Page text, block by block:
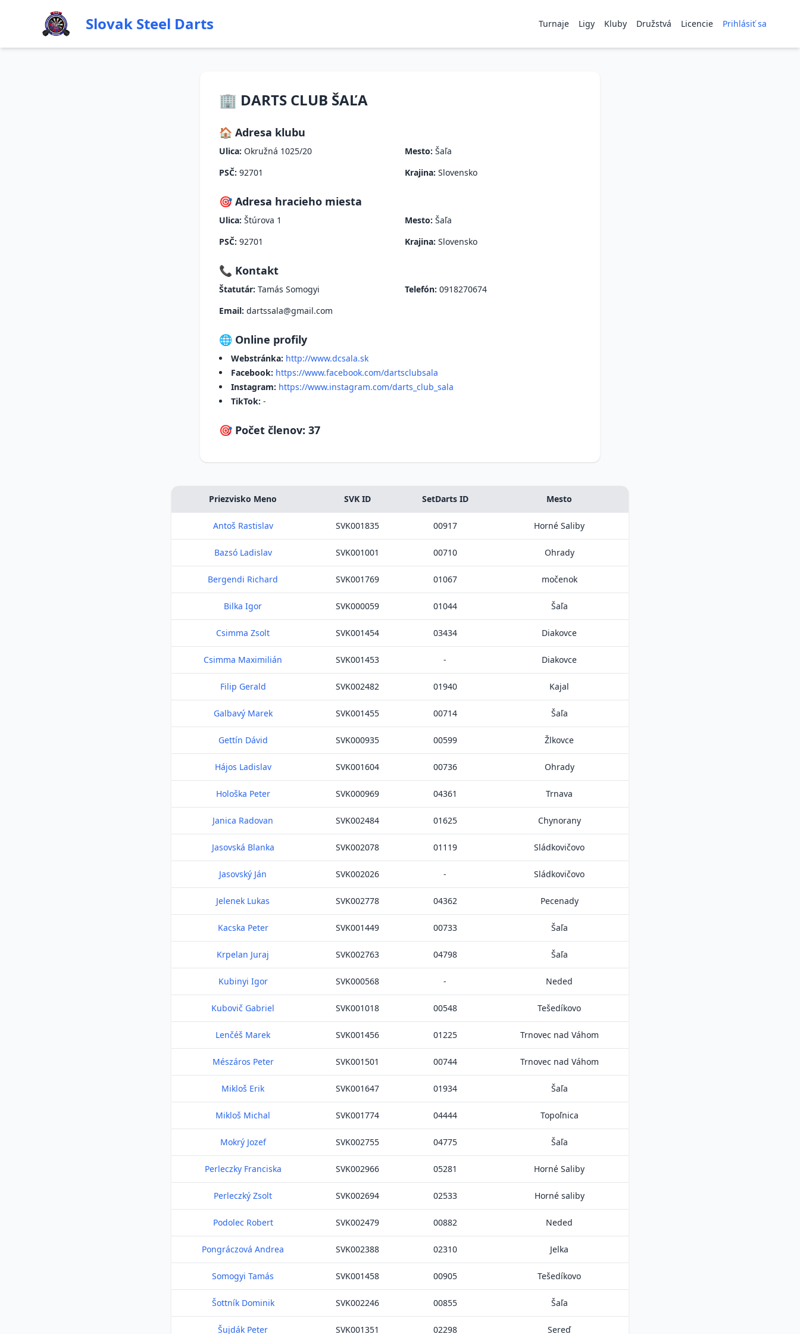
Slovak Steel Darts Turnaje Ligy Kluby Družstvá Licencie Prihlásiť sa
🏢 DARTS CLUB ŠAĽA
🏠 Adresa klubu
Ulica: Okružná 1025/20 Mesto: Šaľa
PSČ: 92701 Krajina: Slovensko
🎯 Adresa hracieho miesta
Ulica: Štúrova 1 Mesto: Šaľa
PSČ: 92701 Krajina: Slovensko
📞 Kontakt
Štatutár: Tamás Somogyi Telefón: 0918270674
Email: dartssala@gmail.com
🌐 Online profily
Webstránka: http://www.dcsala.sk
Facebook: https://www.facebook.com/dartsclubsala
Instagram: https://www.instagram.com/darts_club_sala
TikTok: -
🎯 Počet členov: 37
Priezvisko Meno SVK ID SetDarts ID Mesto
Antoš Rastislav SVK001835 00917 Horné Saliby
Bazsó Ladislav SVK001001 00710 Ohrady
Bergendi Richard SVK001769 01067 močenok
Bilka Igor SVK000059 01044 Šaľa
Csimma Zsolt SVK001454 03434 Diakovce
Csimma Maximilián SVK001453 - Diakovce
Filip Gerald SVK002482 01940 Kajal
Galbavý Marek SVK001455 00714 Šaľa
Gettín Dávid SVK000935 00599 Žlkovce
Hájos Ladislav SVK001604 00736 Ohrady
Hološka Peter SVK000969 04361 Trnava
Janica Radovan SVK002484 01625 Chynorany
Jasovská Blanka SVK002078 01119 Sládkovičovo
Jasovský Ján SVK002026 - Sládkovičovo
Jelenek Lukas SVK002778 04362 Pecenady
Kacska Peter SVK001449 00733 Šaľa
Krpelan Juraj SVK002763 04798 Šaľa
Kubinyi Igor SVK000568 - Neded
Kubovič Gabriel SVK001018 00548 Tešedíkovo
Lenčéš Marek SVK001456 01225 Trnovec nad Váhom
Mészáros Peter SVK001501 00744 Trnovec nad Váhom
Mikloš Erik SVK001647 01934 Šaľa
Mikloš Michal SVK001774 04444 Topoľnica
Mokrý Jozef SVK002755 04775 Šaľa
Perleczky Franciska SVK002966 05281 Horné Saliby
Perleczký Zsolt SVK002694 02533 Horné saliby
Podolec Robert SVK002479 00882 Neded
Pongráczová Andrea SVK002388 02310 Jelka
Somogyi Tamás SVK001458 00905 Tešedíkovo
Šottník Dominik SVK002246 00855 Šaľa
Šujdák Peter SVK001351 02298 Sereď